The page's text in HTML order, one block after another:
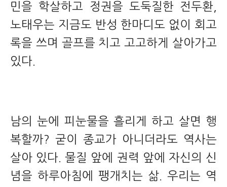
민을 학살하고 정권을 도둑질한 전두환,
노태우는 지금도 반성 한마디도 없이 회고
록을 쓰며 골프를 치고 고고하게 살아가고
있다.
남의 눈에 피눈물을 흘리게 하고 살면 행
복할까? 굳이 종교가 아니더라도 역사는
살아 있다. 물질 앞에 권력 앞에 자신의 신
념을 하루아침에 팽개치는 삶. 우리는 역